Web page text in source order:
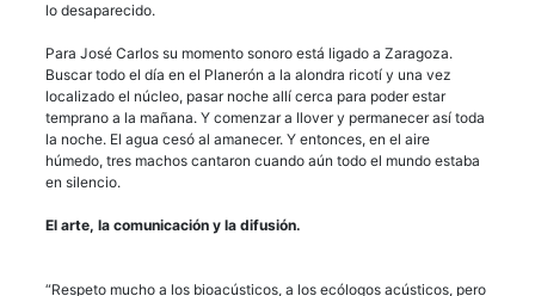
lo desaparecido.
Para José Carlos su momento sonoro está ligado a Zaragoza.
Buscar todo el día en el Planerón a la alondra ricotí y una vez
localizado el núcleo, pasar noche allí cerca para poder estar
temprano a la mañana. Y comenzar a llover y permanecer así toda
la noche. El agua cesó al amanecer. Y entonces, en el aire
húmedo, tres machos cantaron cuando aún todo el mundo estaba
en silencio.
El arte, la comunicación y la difusión.
“Respeto mucho a los bioacústicos, a los ecólogos acústicos, pero